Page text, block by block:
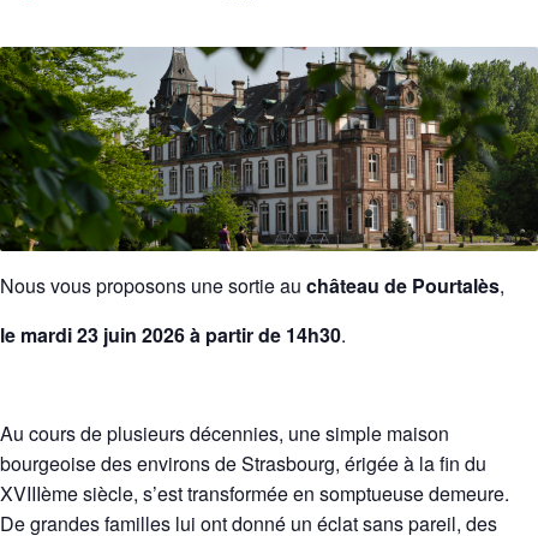
Nous vous proposons une sortie au château de Pourtalès,
le mardi 23 juin 2026 à partir de 14h30.
Au cours de plusieurs décennies, une simple maison
bourgeoise des environs de Strasbourg, érigée à la fin du
XVIIIème siècle, s’est transformée en somptueuse demeure.
De grandes familles lui ont donné un éclat sans pareil, des